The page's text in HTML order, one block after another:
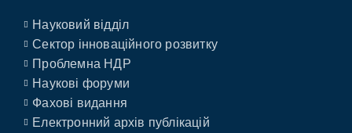
Науковий відділ
Сектор інноваційного розвитку
Проблемна НДР
Наукові форуми
Фахові видання
Електронний архів публікацій